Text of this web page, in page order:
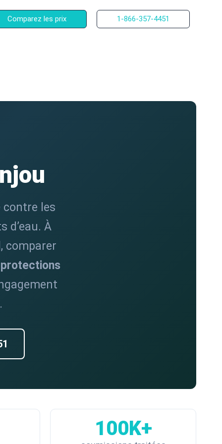
Comparez les prix 1-866-357-4451
contre les
d’eau. À
comparer
100K+